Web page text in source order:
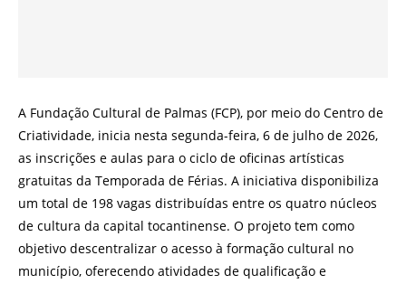
A Fundação Cultural de Palmas (FCP), por meio do Centro de
Criatividade, inicia nesta segunda-feira, 6 de julho de 2026,
as inscrições e aulas para o ciclo de oficinas artísticas
gratuitas da Temporada de Férias. A iniciativa disponibiliza
um total de 198 vagas distribuídas entre os quatro núcleos
de cultura da capital tocantinense. O projeto tem como
objetivo descentralizar o acesso à formação cultural no
município, oferecendo atividades de qualificação e